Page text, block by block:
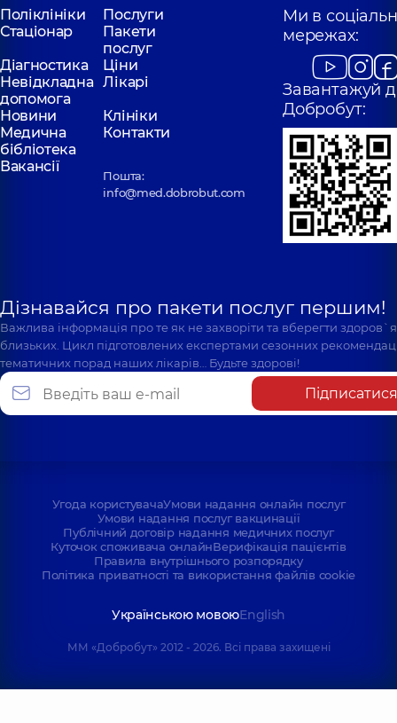
Поліклініки
Послуги
Стаціонар
Пакети
послуг
Діагностика
Ціни
Невідкладна
допомога
Лікарі
Новини
Клініки
Медична
бібліотека
Контакти
Вакансії
Пошта:
info@med.dobrobut.com
Ми в
мережах:
Завантажуй
Добробут:
Дізнавайся про пакети послуг першим!
Важлива інформація про те як не захворіти та вберегти
близьких. Цикл підготовлених експертами сезонних
тематичних порад наших лікарів… Будьте здорові!
Підписатися
Угода користувачаУмови надання онлайн послуг
Умови надання послуг вакцинації
Публічний договір надання медичних послуг
Куточок споживача онлайнВерифікація пацієнтів
Правила внутрішнього розпорядку
Політика приватності та використання файлів cookie
Українською мовоюEnglish
ММ «Добробут» 2012 - 2026. Всі права захищені